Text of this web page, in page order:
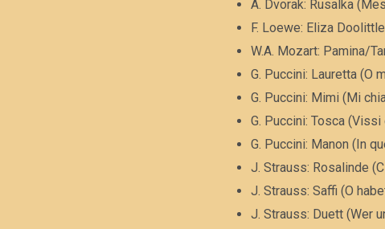
A. Dvorak: Rusalka
F. Loewe: Eliza
W.A. Mozart: Pamina/
G. Puccini: Lauretta (O
G. Puccini: Mimi (Mi
G. Puccini: Tosca (Vissi
G. Puccini: Manon (In
J. Strauss: Rosalinde
J. Strauss: Saffi (O
J. Strauss: Duett (Wer